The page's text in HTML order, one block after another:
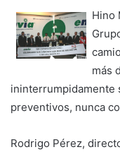
Hino
más
ininterrumpidamente
preventivos, nunca
Rodrigo Pérez,